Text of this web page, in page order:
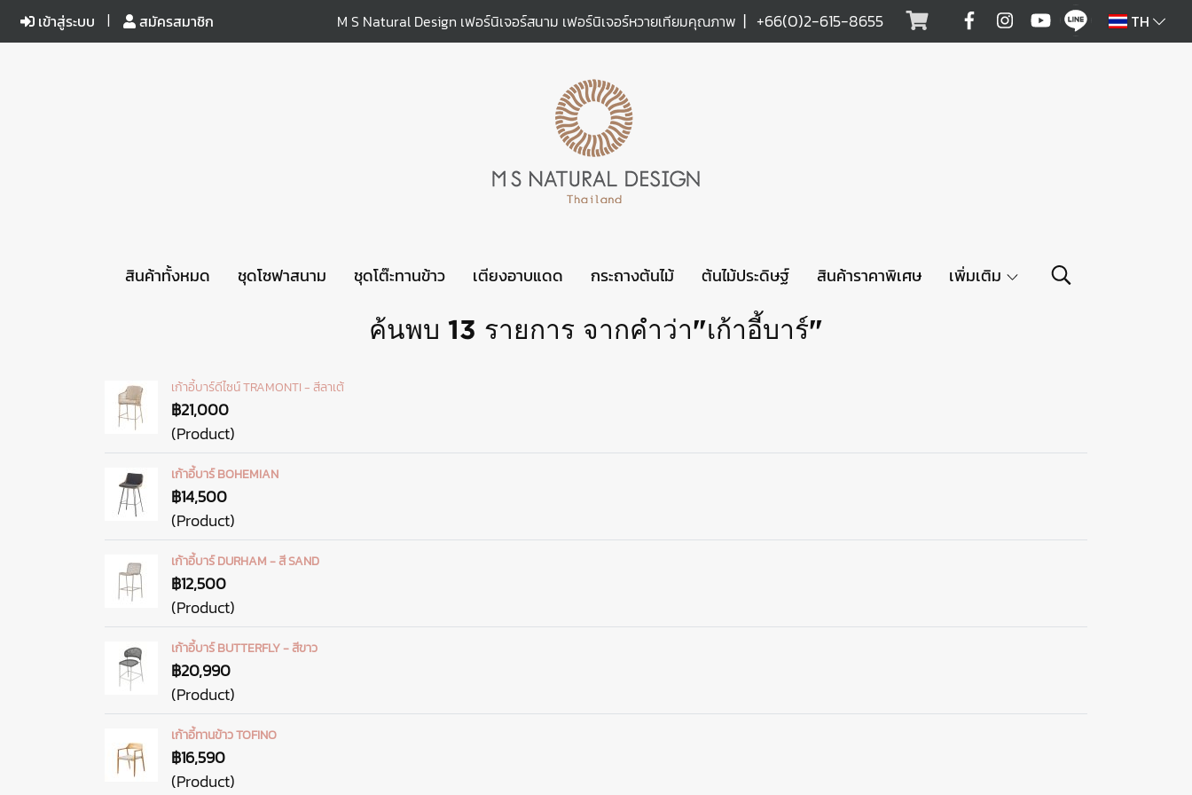
เข้าสู่ระบบ สมัครสมาชิก M S Natural Design เฟอร์นิเจอร์สนาม เฟอร์นิเจอร์หวายเทียมคุณภาพ | +66(0)2-615-8655 TH
สินค้าทั้งหมด ชุดโซฟาสนาม ชุดโต๊ะทานข้าว เตียงอาบแดด กระถางต้นไม้ ต้นไม้ประดิษฐ์ สินค้าราคาพิเศษ เพิ่มเติม
ค้นพบ 13 รายการ จากคำว่า"เก้าอี้บาร์"
เก้าอี้บาร์ดีไซน์ TRAMONTI - สีลาเต้
฿21,000
(Product)
เก้าอี้บาร์ BOHEMIAN
฿14,500
(Product)
เก้าอี้บาร์ DURHAM - สี SAND
฿12,500
(Product)
เก้าอี้บาร์ BUTTERFLY - สีขาว
฿20,990
(Product)
เก้าอี้ทานข้าว TOFINO
฿16,590
(Product)